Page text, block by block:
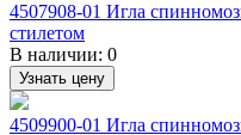
4507908-01 Игла
стилетом
В наличии: 0
Узнать цену
4509900-01 Игла